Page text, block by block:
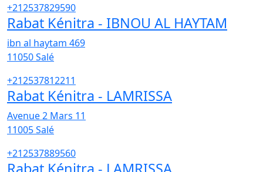
+212537829590
Rabat Kénitra - IBNOU AL HAYTAM
ibn al haytam 469
11050Salé
+212537812211
Rabat Kénitra - LAMRISSA
Avenue 2 Mars 11
11005Salé
+212537889560